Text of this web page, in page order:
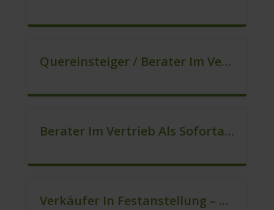
Quereinsteiger / Berater Im Vertrieb (Außendienst) (m/w/d)
Berater Im Vertrieb Als Sofortanstellung (m/w/d)
Verkäufer In Festanstellung – Top Gehalt (m/w/d)